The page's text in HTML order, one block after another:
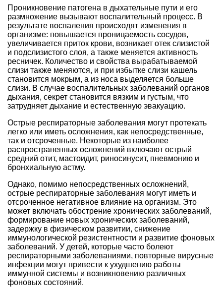
Проникновение патогена в дыхательные пути и его
размножение вызывают воспалительный процесс. В
результате воспаления происходят изменения в
организме: повышается проницаемость сосудов,
увеличивается приток крови, возникает отек слизистой
и подслизистого слоя, а также меняется активность
ресничек. Количество и свойства вырабатываемой
слизи также меняются, и при избытке слизи кашель
становится мокрым, а из носа выделяется больше
слизи. В случае воспалительных заболеваний органов
дыхания, секрет становится вязким и густым, что
затрудняет дыхание и естественную эвакуацию.
Острые респираторные заболевания могут протекать
легко или иметь осложнения, как непосредственные,
так и отсроченные. Некоторые из наиболее
распространенных осложнений включают острый
средний отит, мастоидит, риносинусит, пневмонию и
бронхиальную астму.
Однако, помимо непосредственных осложнений,
острые респираторные заболевания могут иметь и
отсроченное негативное влияние на организм. Это
может включать обострение хронических заболеваний,
формирование новых хронических заболеваний,
задержку в физическом развитии, снижение
иммунологической резистентности и развитие фоновых
заболеваний. У детей, которые часто болеют
респираторными заболеваниями, повторные вирусные
инфекции могут привести к ухудшению работы
иммунной системы и возникновению различных
фоновых состояний.